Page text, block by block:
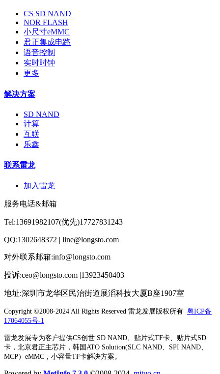
CS SD NAND
NOR FLASH
小尺寸eMMC
君正集成电路
语音控制
实时时钟
更多
解决方案
SD NAND
计算
互联
乐鑫
联系雷龙
加入雷龙
服务电话&邮箱
Tel:13691982107(优先)17727831243
QQ:1302648372 | line@longsto.com
对外联系邮箱:info@longsto.com
投诉:ceo@longsto.com |13923450403
地址:深圳市龙华区民治街道展滔科技大厦B座1907室
Copyright ©2008-2024 All Rights Reserved 雷龙发展版权所有 粤ICP备
17064055号-1
雷龙发展专为客户提供CS创世 SD NAND、贴片式TF卡、贴片式SD
卡，北京君正主芯片，韩国ATO Solution(SLC NAND、SPI NAND、
MCP）eMMC，小容量TF卡解决方案。